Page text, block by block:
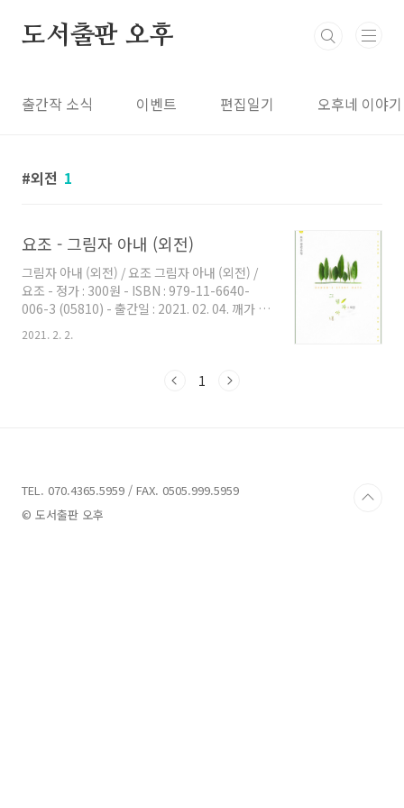
도서출판 오후
출간작 소식 이벤트 편집일기 오후네 이야기
외전 1
요조 - 그림자 아내 (외전)
그림자 아내 (외전) / 요조 그림자 아내 (외전) /
요조 - 정가 : 300원 - ISBN : 979-11-6640-
006-3 (05810) - 출간일 : 2021. 02. 04. 깨가 쏟
아지는 이수와 태을의 보금자리에 갑자기 시어머
니가 들이닥쳤다. 이수가 힘들어질까 태을은 잔
두 사람의 일상에 끼어드는데……. 이 과정에서
하세요. 감사합니다. ^-^
2021. 2. 2.
1
TEL. 070.4365.5959 / FAX. 0505.999.5959
© 도서출판 오후